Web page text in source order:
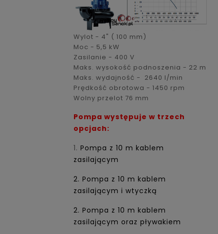
Wylot - 4" ( 100 mm)
Moc - 5,5 kW
Zasilanie - 400 V
Maks. wysokość podnoszenia - 22 m
Maks. wydajność - 2640 l/min
Prędkość obrotowa - 1450 rpm
Wolny przelot 76 mm
Pompa występuje w trzech
opcjach:
1.Pompa z 10 m kablem
zasilającym
2. Pompa z 10 m kablem
zasilającym i wtyczką
2. Pompa z 10 m kablem
zasilającym oraz pływakiem